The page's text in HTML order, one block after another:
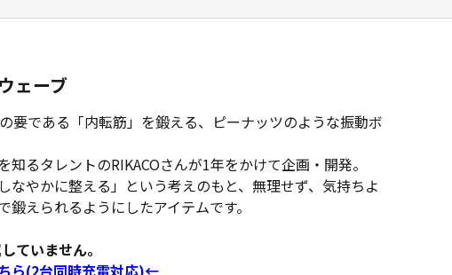
ェーブ
要である「内転筋」を鍛える、ピーナッツのような振動ボ
知るタレントのRIKACOさんが1年をかけて企画・開発。
なやかに整える」という考えのもと、無理せず、気持ちよ
鍛えられるようにしたアイテムです。
ていません。
ら(2台同時充電対応)←